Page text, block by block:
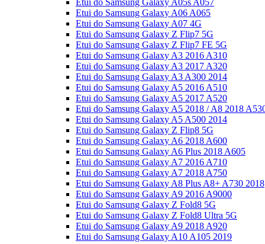
Etui do Samsung Galaxy A05s A057
Etui do Samsung Galaxy A06 A065
Etui do Samsung Galaxy A07 4G
Etui do Samsung Galaxy Z Flip7 5G
Etui do Samsung Galaxy Z Flip7 FE 5G
Etui do Samsung Galaxy A3 2016 A310
Etui do Samsung Galaxy A3 2017 A320
Etui do Samsung Galaxy A3 A300 2014
Etui do Samsung Galaxy A5 2016 A510
Etui do Samsung Galaxy A5 2017 A520
Etui do Samsung Galaxy A5 2018 / A8 2018
Etui do Samsung Galaxy A5 A500 2014
Etui do Samsung Galaxy Z Flip8 5G
Etui do Samsung Galaxy A6 2018 A600
Etui do Samsung Galaxy A6 Plus 2018 A605
Etui do Samsung Galaxy A7 2016 A710
Etui do Samsung Galaxy A7 2018 A750
Etui do Samsung Galaxy A8 Plus A8+ A730 2018
Etui do Samsung Galaxy A9 2016 A9000
Etui do Samsung Galaxy Z Fold8 5G
Etui do Samsung Galaxy Z Fold8 Ultra 5G
Etui do Samsung Galaxy A9 2018 A920
Etui do Samsung Galaxy A10 A105 2019